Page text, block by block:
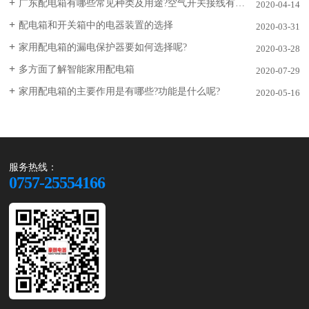
广东配电箱有哪些常见种类及用途?空气开关接线有什么注意事项? 2020-04-14
配电箱和开关箱中的电器装置的选择 2020-03-31
家用配电箱的漏电保护器要如何选择呢? 2020-03-28
多方面了解智能家用配电箱 2020-07-29
家用配电箱的主要作用是有哪些?功能是什么呢? 2020-05-16
服务热线：
0757-25554166